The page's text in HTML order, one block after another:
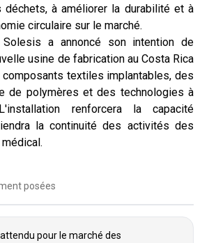
à améliorer la durabilité et à
circulaire sur le marché.
a annoncé son intention de
usine de fabrication au Costa Rica
textiles implantables, des
de polymères et des technologies à
renforcera la capacité
la continuité des activités des
posées
pour le marché des